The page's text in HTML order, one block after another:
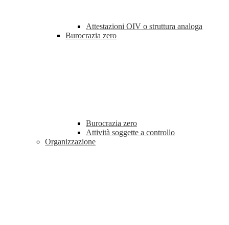
Attestazioni OIV o struttura analoga
Burocrazia zero
Burocrazia zero
Attività soggette a controllo
Organizzazione